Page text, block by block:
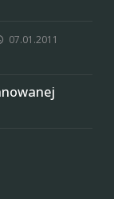
07.01.2011